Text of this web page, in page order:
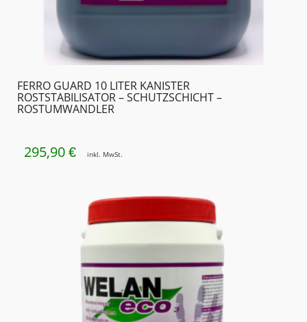
FERRO GUARD 10 LITER KANISTER
ROSTSTABILISATOR – SCHUTZSCHICHT –
ROSTUMWANDLER
295,90 € inkl. MwSt.